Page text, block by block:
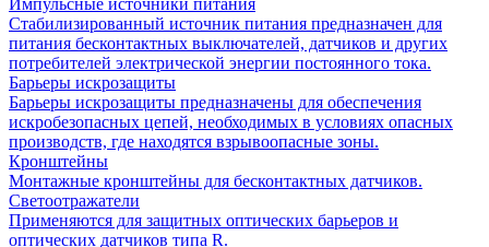
Импульсные источники питания
Стабилизированный источник питания предназначен для
питания бесконтактных выключателей, датчиков и других
потребителей электрической энергии постоянного тока.
Барьеры искрозащиты
Барьеры искрозащиты предназначены для обеспечения
искробезопасных цепей, необходимых в условиях опасных
производств, где находятся взрывоопасные зоны.
Кронштейны
Монтажные кронштейны для бесконтактных датчиков.
Светоотражатели
Применяются для защитных оптических барьеров и
оптических датчиков типа R.